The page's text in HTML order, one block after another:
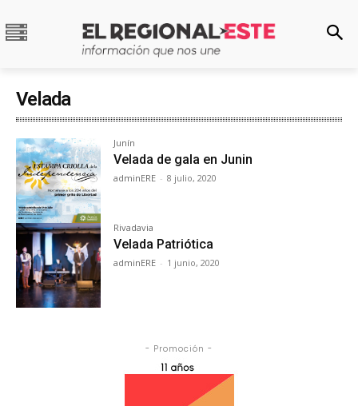
Velada
Junín
Velada de gala en Junin
adminERE - 8 julio, 2020
Rivadavia
Velada Patriótica
adminERE - 1 junio, 2020
- Promoción -